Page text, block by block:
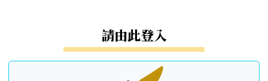
請由此登入